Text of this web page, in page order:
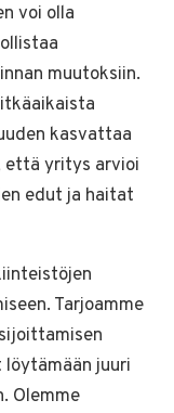
voi olla
muutoksiin.
kasvattaa
että yritys arvioi
edut ja haitat
Tarjoamme
juuri
Olemme